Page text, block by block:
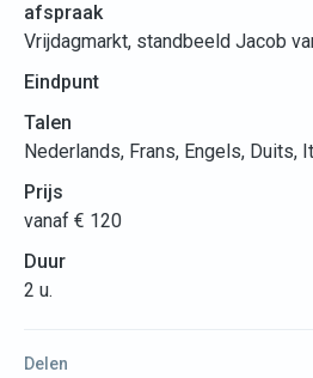
afspraak
Vrijdagmarkt, standbeeld Jacob
Eindpunt
Talen
Nederlands, Frans, Engels, Duits,
Prijs
vanaf € 120
Duur
2 u.
Delen